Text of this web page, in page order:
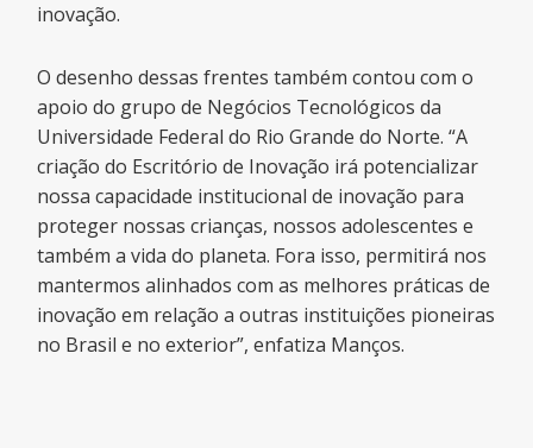
inovação.
O desenho dessas frentes também contou com o
apoio do grupo de Negócios Tecnológicos da
Universidade Federal do Rio Grande do Norte. “A
criação do Escritório de Inovação irá potencializar
nossa capacidade institucional de inovação para
proteger nossas crianças, nossos adolescentes e
também a vida do planeta. Fora isso, permitirá nos
mantermos alinhados com as melhores práticas de
inovação em relação a outras instituições pioneiras
no Brasil e no exterior”, enfatiza Manços.